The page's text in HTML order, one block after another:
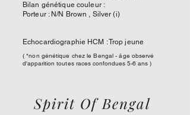
Bilan génétique couleur :
Porteur : N/N Brown , Silver (i)
Echocardiographie HCM : Trop jeune
( *non génétique chez le Bengal - âge observé
d'apparition toutes races confondues 5-6 ans )
Spirit Of Bengal